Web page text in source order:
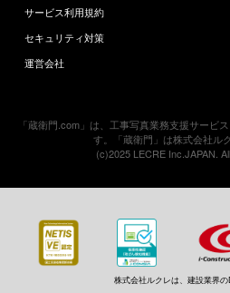
サービス利用規約
セキュリティ対策
運営会社
「蔵衛門.com」は、工事写真業務支援サービ
す。「蔵衛門」は株式会社ル
(c)2025 LECRE Inc.JAPAN.
株式会社ルクレは、建設業界